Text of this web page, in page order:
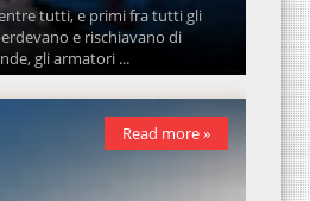
tutti, e primi fra tutti gli
e rischiavano di
gli armatori ...
Read more »